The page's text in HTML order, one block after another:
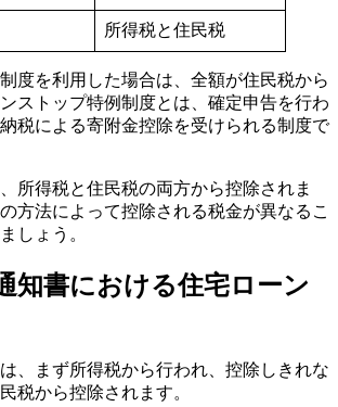
所得税と住民税
度を利用した場合は、全額が住民税から
ストップ特例制度とは、確定申告を行わ
税による寄附金控除を受けられる制度で
所得税と住民税の両方から控除されま
方法によって控除される税金が異なるこ
しょう。
知書における住宅ローン
、まず所得税から行われ、控除しきれな
税から控除されます。